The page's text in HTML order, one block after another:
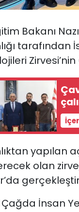
Bakanı
tarafından
Zirvesi’nin
yapılan
olan
İnsan